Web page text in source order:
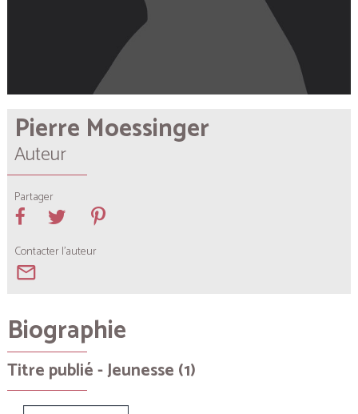
Pierre Moessinger
Auteur
Partager
Contacter l'auteur
mail_outline
Biographie
Titre publié - Jeunesse (1)